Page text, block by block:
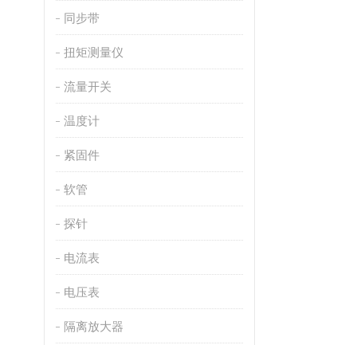
同步带
扭矩测量仪
流量开关
温度计
紧固件
软管
探针
电流表
电压表
隔离放大器